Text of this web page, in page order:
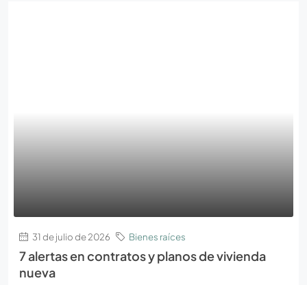
31 de julio de 2026 Bienes raíces
7 alertas en contratos y planos de vivienda
nueva